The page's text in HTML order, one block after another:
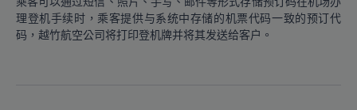
理登机手续时，乘客提供与系统中存储的机票代码一致的预订代
码，越竹航空公司将打印登机牌并将其发送给客户。